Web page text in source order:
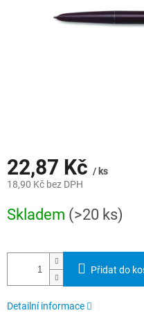
22,87 Kč / ks
18,90 Kč bez DPH
cena:
Skladem (>20 ks)
Přidat do
Detailní informace